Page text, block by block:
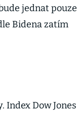
jednat pouze
Bidena zatím
Index Dow Jones